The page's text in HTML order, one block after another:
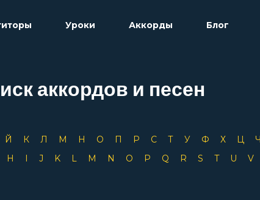
Уроки Аккорды Блог
аккордов и песен
Й К Л М Н О П Р С Т У Ф Х Ц
H I J K L M N O P Q R S T U V